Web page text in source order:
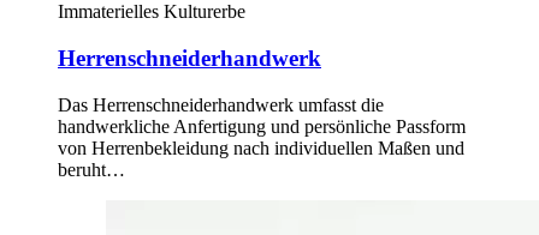
Immaterielles Kulturerbe
Herrenschneiderhandwerk
Das Herrenschneiderhandwerk umfasst die
handwerkliche Anfertigung und persönliche Passform
von Herrenbekleidung nach individuellen Maßen und
beruht…